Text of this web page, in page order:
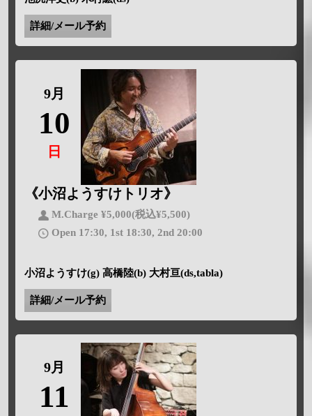
詳細/メール予約
9月
10
日
《小沼ようすけトリオ》
M.Charge ¥5,000(税込¥5,500)
Open 17:30, 1st 18:30, 2nd 20:00
小沼ようすけ(g) 高橋陸(b) 大村亘(ds,tabla)
詳細/メール予約
9月
11